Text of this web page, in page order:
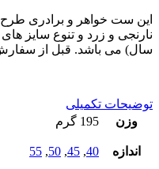
این ست خواهر و برادری
سال) می باشد. قبل از
توضیحات تکمیلی
وزن
195 گرم
اندازه 40
,
45
,
50
,
55